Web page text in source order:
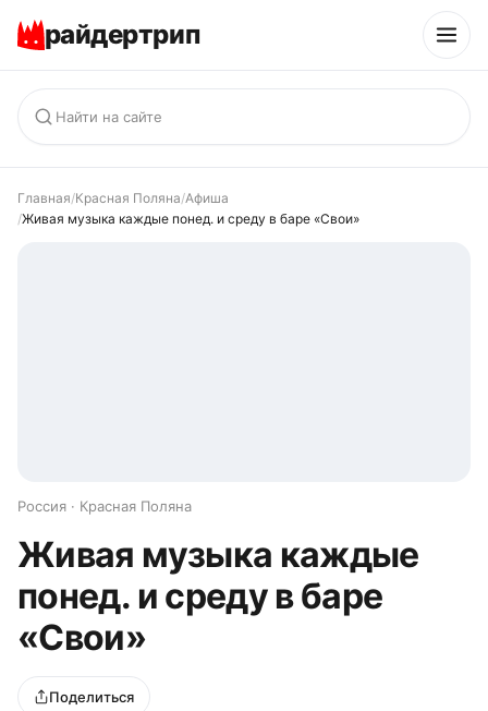
райдертрип
Главная/Красная Поляна/Афиша
/Живая музыка каждые понед. и среду в баре «Свои»
Россия · Красная Поляна
Живая музыка каждые
понед. и среду в баре
«Свои»
Поделиться